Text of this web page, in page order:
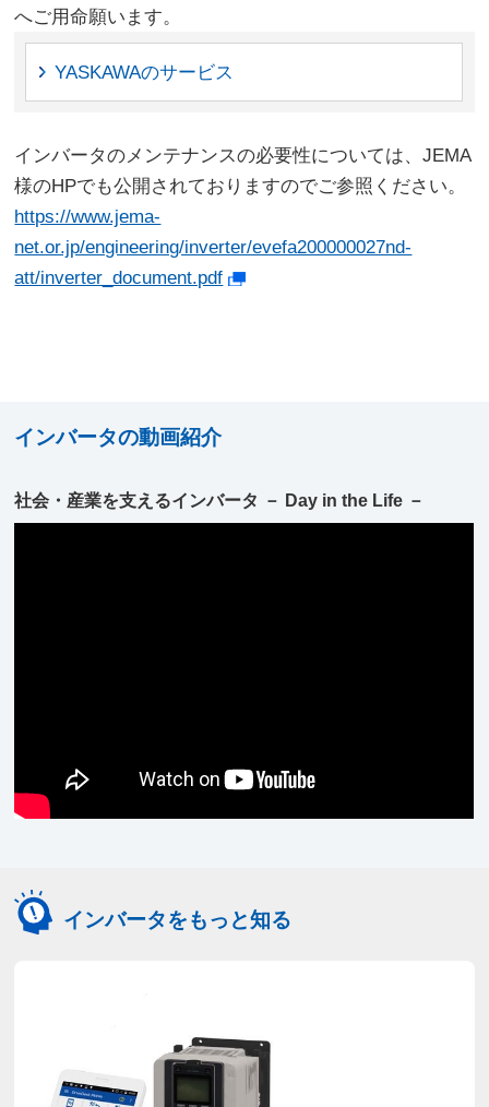
へご用命願います。
YASKAWAのサービス
インバータのメンテナンスの必要性については、JEMA
様のHPでも公開されておりますのでご参照ください。
https://www.jema-
net.or.jp/engineering/inverter/evefa200000027nd-
att/inverter_document.pdf
インバータの動画紹介
社会・産業を支えるインバータ － Day in the Life －
インバータをもっと知る